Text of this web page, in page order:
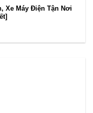
Xe Máy Điện Tận Nơi